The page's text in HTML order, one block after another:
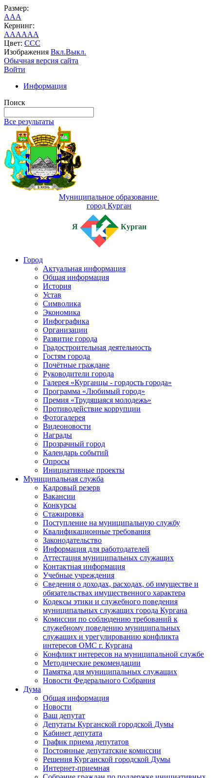
Размер:
AAA
Кернинг:
AAAAAA
Цвет: CCC
Изображения Вкл.Выкл.
Обычная версия сайта
Войти
Информация
Поиск
Все результаты
Муниципальное образование
город Курган
Я Курган
Город
Актуальная информация
Общая информация
История
Устав
Символика
Экономика
Инфографика
Организации
Развитие города
Градостроительная деятельность
Гостям города
Почётные граждане
Руководители города
Галерея «Курганцы - гордость города»
Программа «Любимый город»
Премия «Трудящаяся молодежь»
Противодействие коррупции
Фотогалерея
Видеоновости
Награды
Прозрачный город
Календарь событий
Опросы
Инициативные проекты
Муниципальная служба
Кадровый резерв
Вакансии
Конкурсы
Стажировка
Поступление на муниципальную службу
Квалификационные требования
Законодательство
Информация для работодателей
Аттестация муниципальных служащих
Контактная информация
Учебные учреждения
Сведения о доходах, расходах, об имуществе и
обязательствах имущественного характера
Кодексы этики и служебного поведения
муниципальных служащих города Кургана
Комиссии по соблюдению требований к
служебному поведению муниципальных
служащих и урегулированию конфликта
интересов ОМС г. Кургана
Конфликт интересов на муниципальной службе
Методические рекомендации
Памятка для муниципальных служащих
Новости Федерального Cобрания
Дума
Общая информация
Новости
Ваш депутат
Депутаты Курганской городской Думы
Кабинет депутата
График приема депутатов
Постоянные депутатские комиссии
Решения Курганской городской Думы
Интернет-приемная